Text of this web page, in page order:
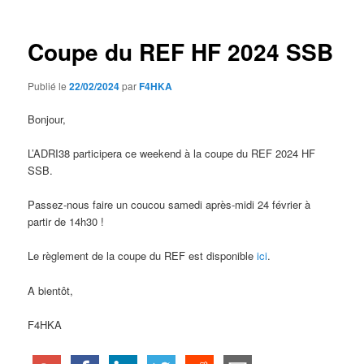
Coupe du REF HF 2024 SSB
Publié le22/02/2024parF4HKA
Bonjour,
L’ADRI38 participera ce weekend à la coupe du REF 2024 HF
SSB.
Passez-nous faire un coucou samedi après-midi 24 février à
partir de 14h30 !
Le règlement de la coupe du REF est disponibleici.
A bientôt,
F4HKA